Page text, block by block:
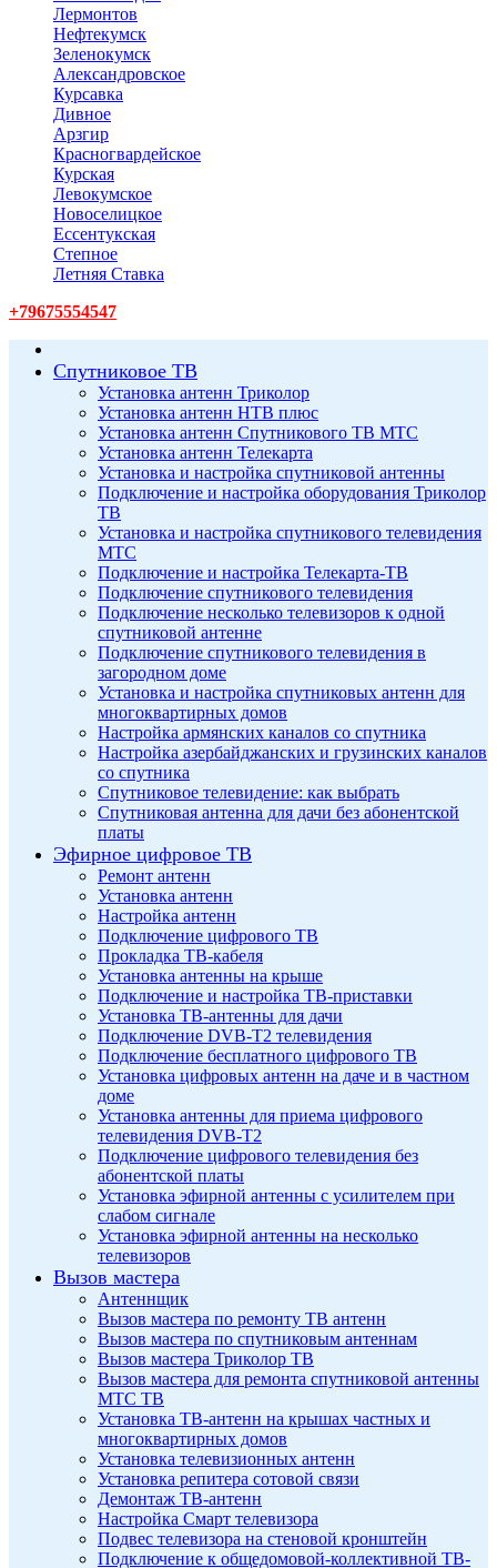
Лермонтов
Нефтекумск
Зеленокумск
Александровское
Курсавка
Дивное
Арзгир
Красногвардейское
Курская
Левокумское
Новоселицкое
Ессентукская
Степное
Летняя Ставка
+79675554547
Спутниковое ТВ
Установка антенн Триколор
Установка антенн НТВ плюс
Установка антенн Спутникового ТВ МТС
Установка антенн Телекарта
Установка и настройка спутниковой антенны
Подключение и настройка оборудования Триколор
ТВ
Установка и настройка спутникового телевидения
МТС
Подключение и настройка Телекарта-ТВ
Подключение спутникового телевидения
Подключение несколько телевизоров к одной
спутниковой антенне
Подключение спутникового телевидения в
загородном доме
Установка и настройка спутниковых антенн для
многоквартирных домов
Настройка армянских каналов со спутника
Настройка азербайджанских и грузинских каналов
со спутника
Спутниковое телевидение: как выбрать
Спутниковая антенна для дачи без абонентской
платы
Эфирное цифровое ТВ
Ремонт антенн
Установка антенн
Настройка антенн
Подключение цифрового ТВ
Прокладка ТВ-кабеля
Установка антенны на крыше
Подключение и настройка ТВ-приставки
Установка ТВ-антенны для дачи
Подключение DVB-T2 телевидения
Подключение бесплатного цифрового ТВ
Установка цифровых антенн на даче и в частном
доме
Установка антенны для приема цифрового
телевидения DVB-T2
Подключение цифрового телевидения без
абонентской платы
Установка эфирной антенны с усилителем при
слабом сигнале
Установка эфирной антенны на несколько
телевизоров
Вызов мастера
Антеннщик
Вызов мастера по ремонту ТВ антенн
Вызов мастера по спутниковым антеннам
Вызов мастера Триколор ТВ
Вызов мастера для ремонта спутниковой антенны
МТС ТВ
Установка ТВ-антенн на крышах частных и
многоквартирных домов
Установка телевизионных антенн
Установка репитера сотовой связи
Демонтаж ТВ-антенн
Настройка Смарт телевизора
Подвес телевизора на стеновой кронштейн
Подключение к общедомовой-коллективной ТВ-